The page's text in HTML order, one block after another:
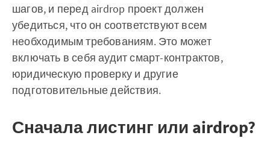
шагов, и перед airdrop проект должен
убедиться, что он соответствуют всем
необходимым требованиям. Это может
включать в себя аудит смарт-контрактов,
юридическую проверку и другие
подготовительные действия.
Сначала листинг или airdrop?